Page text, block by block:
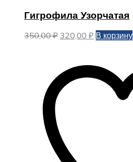
Гигрофила Узорчатая
350,00₽ Первоначальная
350,00 ₽.
320,00 ₽ Текущая
В корзину